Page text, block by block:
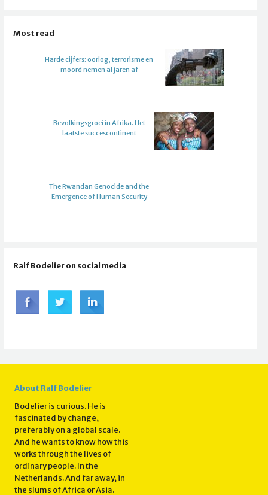
Most read
Harde cijfers: oorlog, terrorisme en
moord nemen al jaren af
Bevolkingsgroei in Afrika. Het
laatste succescontinent
The Rwandan Genocide and the
Emergence of Human Security
Ralf Bodelier on social media
About Ralf Bodelier
Bodelier is curious. He is
fascinated by change,
preferably on a global scale.
And he wants to know how this
works through the lives of
ordinary people. In the
Netherlands. And far away, in
the slums of Africa or Asia.